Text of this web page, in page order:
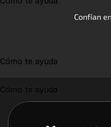
Confían
Cómo te ayuda
Cómo te ayuda